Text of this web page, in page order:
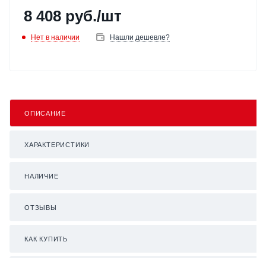
8 408 руб./шт
Нет в наличии Нашли дешевле?
ОПИСАНИЕ
ХАРАКТЕРИСТИКИ
НАЛИЧИЕ
ОТЗЫВЫ
КАК КУПИТЬ